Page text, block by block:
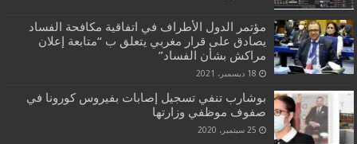
مؤتمر الدول الأطراف في اتفاقية مكافحة الفساد
يصادق على قرار مغربي يتعلق ب “متابعة إعلان
مراكش بشأن الفساد”
18 ديسمبر، 2021
بوشارب تنفي تسجيل إصابات بفيروس كورونا في
صفوف موظفي وزارتها
25 سبتمبر، 2020